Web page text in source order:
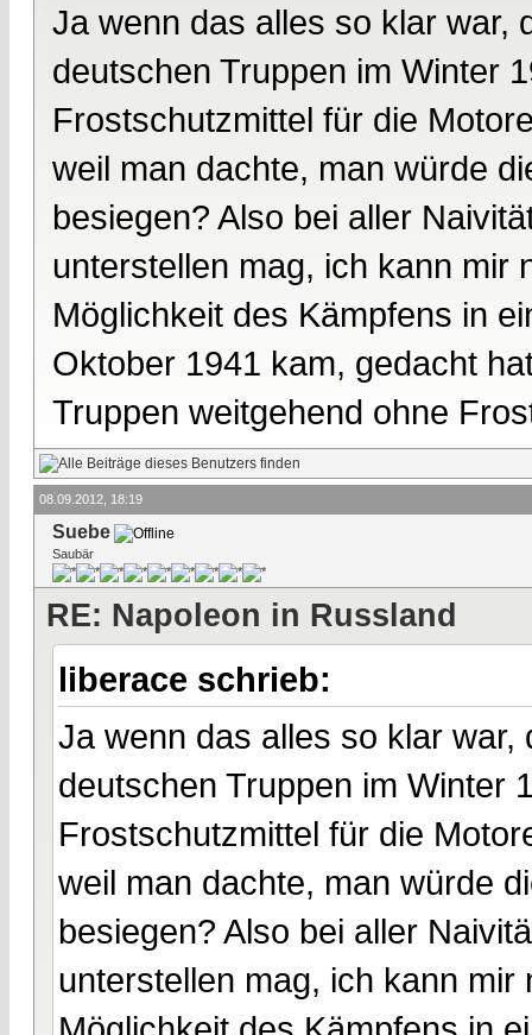
Ja wenn das alles so klar war,
deutschen Truppen im Winter
Frostschutzmittel für die
weil man dachte, man würde
besiegen? Also bei aller
unterstellen mag, ich kann mir
Möglichkeit des Kämpfens in
Oktober 1941 kam, gedacht
Truppen weitgehend ohne
08.09.2012, 18:19
Suebe
Saubär
RE: Napoleon in Russland
liberace schrieb:
Ja wenn das alles so klar
deutschen Truppen im Winter
Frostschutzmittel für die
weil man dachte, man würde
besiegen? Also bei aller
unterstellen mag, ich kann